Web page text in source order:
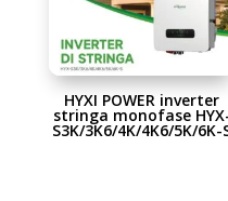
HYXI POWER inverter
stringa monofase
S3K/3K6/4K/4K6/5K/6K-